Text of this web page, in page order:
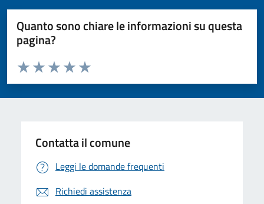
Quanto sono chiare le informazioni su questa
pagina?
Valuta da 1 a 5 stelle la pagina
Valuta 5 stelle su 5
Valuta 4 stelle su 5
Valuta 3 stelle su 5
Valuta 2 stelle su 5
Valuta 1 stelle su 5
Contatta il comune
Leggi le domande frequenti
Richiedi assistenza